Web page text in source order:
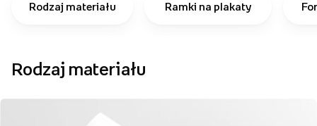
Rodzaj materiału Ramki na plakaty
Rodzaj materiału